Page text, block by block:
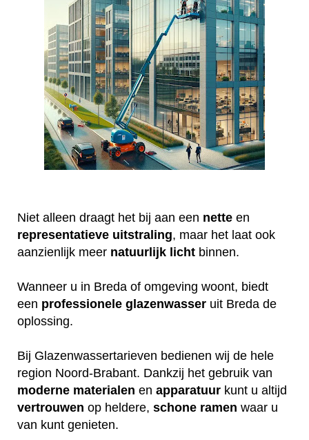
Niet alleen draagt het bij aan een nette en
representatieve uitstraling, maar het laat ook
aanzienlijk meer natuurlijk licht binnen.
Wanneer u in Breda of omgeving woont, biedt
een professionele glazenwasser uit Breda de
oplossing.
Bij Glazenwassertarieven bedienen wij de hele
region Noord-Brabant. Dankzij het gebruik van
moderne materialen en apparatuur kunt u altijd
vertrouwen op heldere, schone ramen waar u
van kunt genieten.